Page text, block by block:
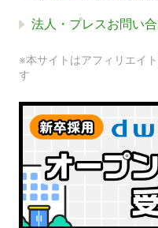
法人・プレスお問い
※本サイトはアフィリエイ
す